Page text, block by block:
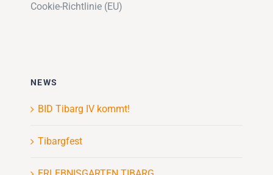
Cookie-Richtlinie (EU)
NEWS
BID Tibarg IV kommt!
Tibargfest